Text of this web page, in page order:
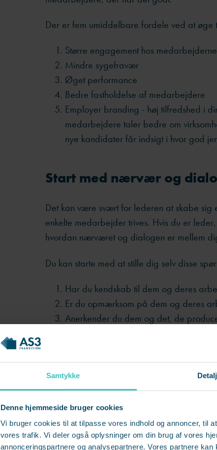
Samtykke
Denne hjemmeside bruger cookies
Vi bruger cookies til at tilpasse vores indhold og annoncer, til
vores trafik. Vi deler også oplysninger om din brug af vores
annonceringspartnere og analysepartnere. Vores partnere
Der er fem umiddelbare fordele ved at øge
Større engagement hos medarbejderne
Mindre sygefravær
Øget performance
Bedre fastholdelse af medarbejdere
Employer branding - høj tilfredshed i
medarbejdere taler bedre om
nye kandidater får indsigt i hvor god
Start med nærvær og
Det kan være svært for lederen at skabe sig
enkelte medarbejder trives. Hvis du er
hvordan nærværet og dialogen er mellem
Du kan starte med at stille dig selv disse
Har du kendskab til dem og deres
Er du opmærksom på dem og deres
Anerkender du dem og det, de
Få 8 gode råd til
Medarbejdere, der oplever nærvær og